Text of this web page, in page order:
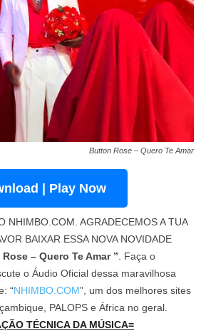
Button Rose – Quero Te Amar
| Play Now
NHIMBO.COM. AGRADECEMOS A TUA
BAIXAR ESSA NOVA NOVIDADE
– Quero Te Amar ” . Faça o
o Áudio Oficial dessa maravilhosa
“NHIMBO.COM”, um dos melhores sites
PALOPS e África no geral.
TÉCNICA DA MÚSICA=